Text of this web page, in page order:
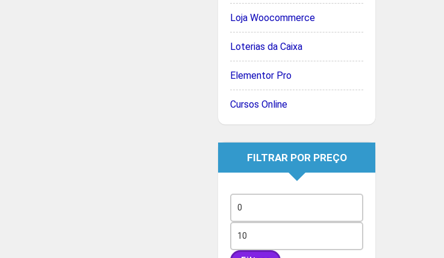
Loja Woocommerce
Loterias da Caixa
Elementor Pro
Cursos Online
FILTRAR POR PREÇO
mínimo
máximo